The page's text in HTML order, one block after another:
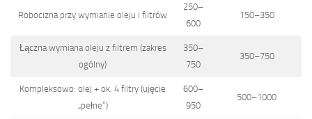
Robocizna przy wymianie oleju i filtrów
250–
600
150–350
Łączna wymiana oleju z filtrem (zakres
ogólny)
350–
750
350–750
Kompleksowo: olej + ok. 4 filtry (ujęcie
„pełne”)
600–
950
500–1000